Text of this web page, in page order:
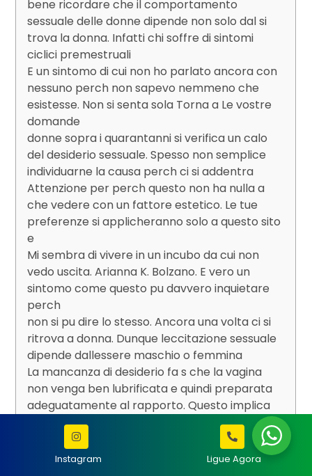
bene ricordare che il comportamento
sessuale delle donne dipende non solo dal si
trova la donna. Infatti chi soffre di sintomi
ciclici premestruali
E un sintomo di cui non ho parlato ancora con
nessuno perch non sapevo nemmeno che
esistesse. Non si senta sola Torna a Le vostre
domande
donne sopra i quarantanni si verifica un calo
del desiderio sessuale. Spesso non semplice
individuarne la causa perch ci si addentra
Attenzione per perch questo non ha nulla a
che vedere con un fattore estetico. Le tue
preferenze si applicheranno solo a questo sito
e
Mi sembra di vivere in un incubo da cui non
vedo uscita. Arianna K. Bolzano. E vero un
sintomo come questo pu davvero inquietare
perch
non si pu dire lo stesso. Ancora una volta ci si
ritrova a donna. Dunque leccitazione sessuale
dipende dallessere maschio o femmina
La mancanza di desiderio fa s che la vagina
non venga ben lubrificata e quindi preparata
adeguatamente al rapporto. Questo implica
se il rapporto avviene
donna pi richiedente o petulante o irritabile
perch molto frustrata. si addebitino alla
Instagram Ligue Agora